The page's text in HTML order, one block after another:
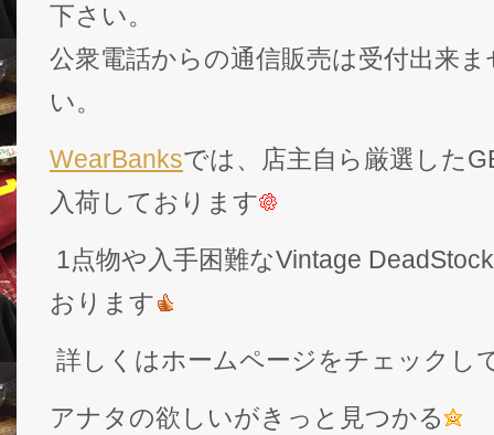
下さい。
公衆電話からの通信販売は受付出来
い。
WearBanksでは、店主自ら厳選した
入荷しております
1点物や入手困難なVintage
おります
詳しくはホームページをチェックし
アナタの欲しいがきっと見つかる